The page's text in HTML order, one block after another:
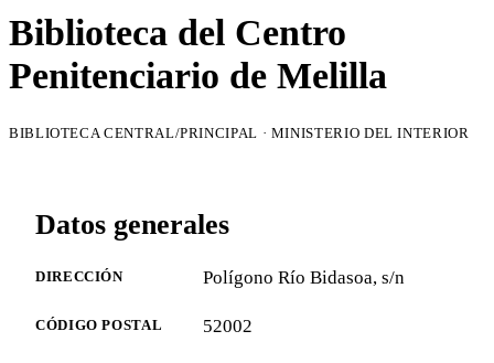
Biblioteca del Centro
Penitenciario de Melilla
BIBLIOTECA CENTRAL/PRINCIPAL · MINISTERIO DEL INTERIOR
Datos generales
DIRECCIÓN Polígono Río Bidasoa, s/n
CÓDIGO POSTAL 52002